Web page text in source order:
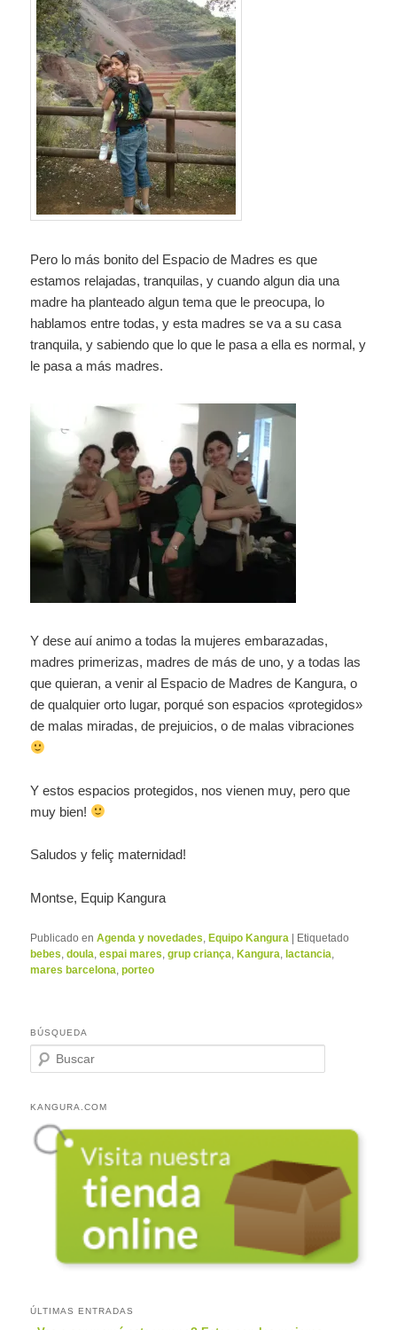
Pero lo más bonito del Espacio de Madres es que
estamos relajadas, tranquilas, y cuando algun dia una
madre ha planteado algun tema que le preocupa, lo
hablamos entre todas, y esta madres se va a su casa
tranquila, y sabiendo que lo que le pasa a ella es normal, y
le pasa a más madres.
Y dese auí animo a todas la mujeres embarazadas,
madres primerizas, madres de más de uno, y a todas las
que quieran, a venir al Espacio de Madres de Kangura, o
de qualquier orto lugar, porqué son espacios «protegidos»
de malas miradas, de prejuicios, o de malas vibraciones
Y estos espacios protegidos, nos vienen muy, pero que
muy bien!
Saludos y feliç maternidad!
Montse, Equip Kangura
Publicado en Agenda y novedades, Equipo Kangura
Etiquetado
bebes,doula,espai mares,grup criança, Kangura, lactancia,
mares barcelona,porteo
BÚSQUEDA
c
r
KANGURA.COM
ÚLTIMAS ENTRADAS